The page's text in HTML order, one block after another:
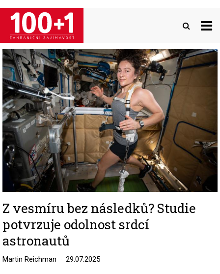
Přejít
hlavnímu
obsahu
Image
Z vesmíru bez následků? Studie
potvrzuje odolnost srdcí
astronautů
Martin Reichman 29.07.2025